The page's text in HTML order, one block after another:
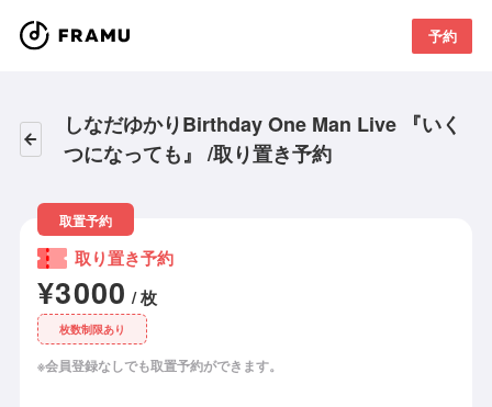
予約
しなだゆかりBirthday One Man Live 『いく
つになっても』 /取り置き予約
取置予約
取り置き予約
¥3000 / 枚
枚数制限あり
※会員登録なしでも取置予約ができます。